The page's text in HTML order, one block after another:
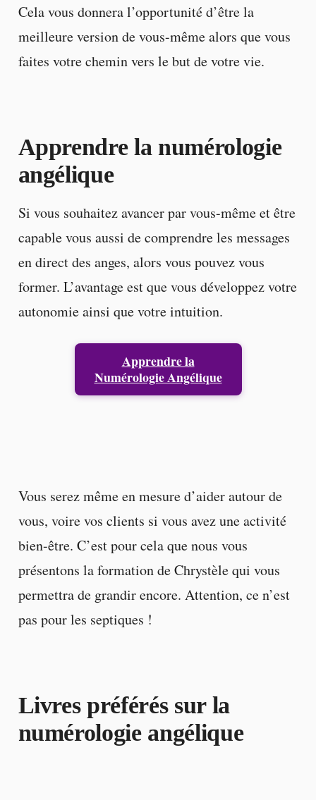
Cela vous donnera l’opportunité d’être la
meilleure version de vous-même alors que vous
faites votre chemin vers le but de votre vie.
Apprendre la numérologie
angélique
Si vous souhaitez avancer par vous-même et être
capable vous aussi de comprendre les messages
en direct des anges, alors vous pouvez vous
former. L’avantage est que vous développez votre
autonomie ainsi que votre intuition.
Apprendre la
Numérologie Angélique
Vous serez même en mesure d’aider autour de
vous, voire vos clients si vous avez une activité
bien-être. C’est pour cela que nous vous
présentons la formation de Chrystèle qui vous
permettra de grandir encore. Attention, ce n’est
pas pour les septiques !
Livres préférés sur la
numérologie angélique